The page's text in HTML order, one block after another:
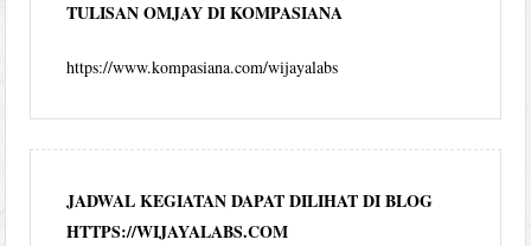
TULISAN OMJAY DI KOMPASIANA
https://www.kompasiana.com/wijayalabs
JADWAL KEGIATAN DAPAT DILIHAT DI BLOG
HTTPS://WIJAYALABS.COM